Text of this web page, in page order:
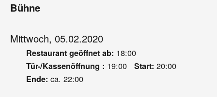
Bühne
Mittwoch, 05.02.2020
Restaurant geöffnet ab: 18:00
Tür-/Kassenöffnung : 19:00 Start: 20:00
Ende: ca. 22:00